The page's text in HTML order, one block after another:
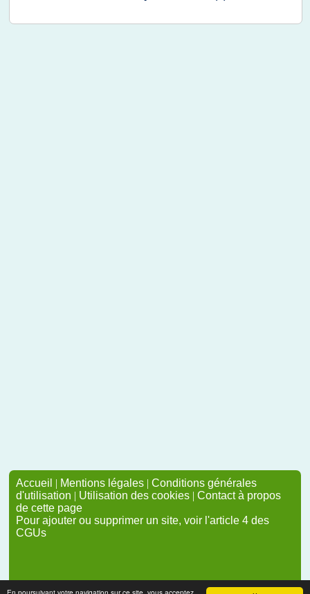
Accueil | Mentions légales | Conditions générales
d'utilisation | Utilisation des cookies | Contact à propos
de cette page
Pour ajouter ou supprimer un site, voir l'article 4 des
CGUs